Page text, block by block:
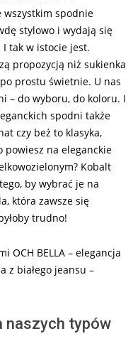
spodnie
stylowo i wydają się
tak w istocie jest.
propozycją niż sukienka
prostu świetnie. U nas
– do wyboru, do koloru. I
spodni także
czy beż to klasyka,
powiesz na eleganckie
Kobalt
by wybrać je na
która zawsze się
trudno!
OCH BELLA – elegancja
z białego jeansu –
naszych typów